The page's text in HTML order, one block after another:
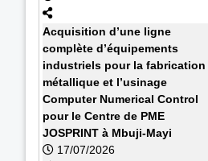
Acquisition d’une ligne
complète d’équipements
industriels pour la fabrication
métallique et l’usinage
Computer Numerical Control
pour le Centre de PME
JOSPRINT à Mbuji-Mayi
17/07/2026